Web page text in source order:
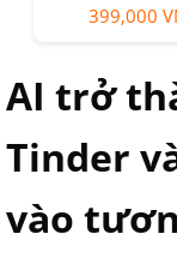
199,000
AI trở
Tinder
vào